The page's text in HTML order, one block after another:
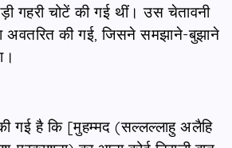
गहरी चोटें की गई थीं। उस चेतावनी
अवतरित की गई, जिसने समझाने-बुझाने
गई है कि [मुहम्मद (सल्लल्लाहु अलैहि